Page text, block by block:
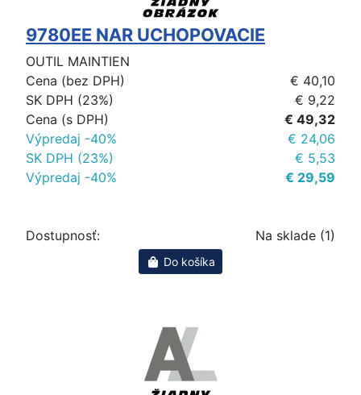
9780EE NAR UCHOPOVACIE
OUTIL MAINTIEN
Cena (bez DPH)
€ 40,10
SK DPH (23%)
€ 9,22
Cena (s DPH)
€ 49,32
Výpredaj -40%
€ 24,06
SK DPH (23%)
€ 5,53
Výpredaj -40%
€ 29,59
Dostupnosť: Na sklade (1)
Do košíka